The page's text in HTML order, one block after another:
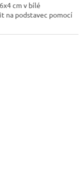
cm v bílé
na podstavec pomocí